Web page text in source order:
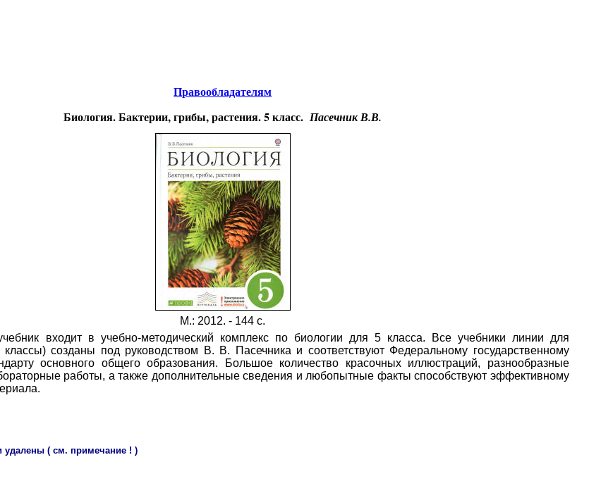
Правообладателям
Биология. Бактерии, грибы, растения. 5 класс.Пасечник В.В.
М.: 2012. - 144 с.
входит в учебно-методический комплекс по биологии для 5 класса. Все учебники линии для
созданы под руководством В. В. Пасечника и соответствуют Федеральному государственному
основного общего образования. Большое количество красочных иллюстраций, разнообразные
работы, а также дополнительные сведения и любопытные факты способствуют эффективному
удалены ( см. примечание ! )